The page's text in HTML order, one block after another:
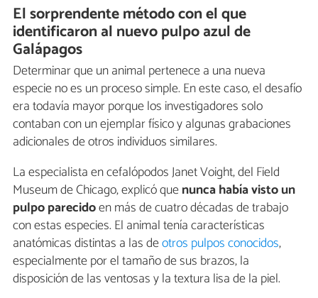
El sorprendente método con el que
identificaron al nuevo pulpo azul de
Galápagos
Determinar que un animal pertenece a una nueva
especie no es un proceso simple. En este caso, el desafío
era todavía mayor porque los investigadores solo
contaban con un ejemplar físico y algunas grabaciones
adicionales de otros individuos similares.
La especialista en cefalópodos Janet Voight, del Field
Museum de Chicago, explicó quenunca había visto un
pulpo parecidoen más de cuatro décadas de trabajo
con estas especies. El animal tenía características
anatómicas distintas a las deotros pulpos conocidos,
especialmente por el tamaño de sus brazos, la
disposición de las ventosas y la textura lisa de la piel.